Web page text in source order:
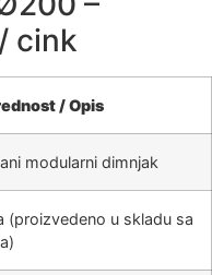
cink
/ Opis
modularni dimnjak
(proizvedeno u skladu sa